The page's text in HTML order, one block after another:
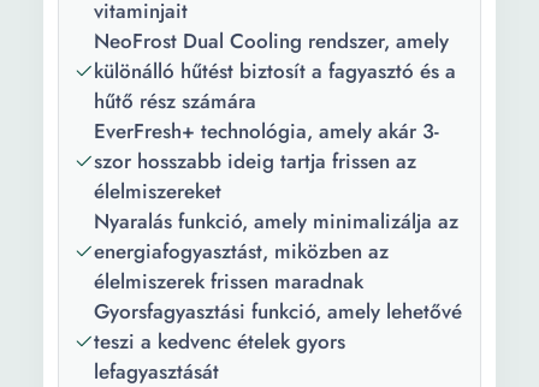
Teljes bruttó
űrtartalom:
306 l
Speciális
rekeszek:
Zöldség és gyümölcs
rekesz Tojástartó
Palacktartó
Szín:
Fehér
Technológia:
No Frost LED megvilágítás
Compresor ProSmart
Inverter XXL Bottle Holder
Neo Frost Dual Cooling
vitaminjait
NeoFrost Dual Cooling rendszer, amely
különálló hűtést biztosít a fagyasztó és a
hűtő rész számára
EverFresh+ technológia, amely akár 3-
szor hosszabb ideig tartja frissen az
élelmiszereket
Nyaralás funkció, amely minimalizálja az
energiafogyasztást, miközben az
élelmiszerek frissen maradnak
Gyorsfagyasztási funkció, amely lehetővé
teszi a kedvenc ételek gyors
lefagyasztását